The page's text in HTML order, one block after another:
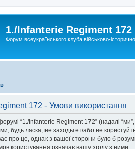
1./Infanterie Regiment 172
Форум всеукраїнського клуба військово-
172 - Умови використання
“1./Infanterie Regiment 172” (надалі
будь ласка, не заходьте і/або не
про це, однак з вашої сторони було б
користування означає вашу згоду з ними.